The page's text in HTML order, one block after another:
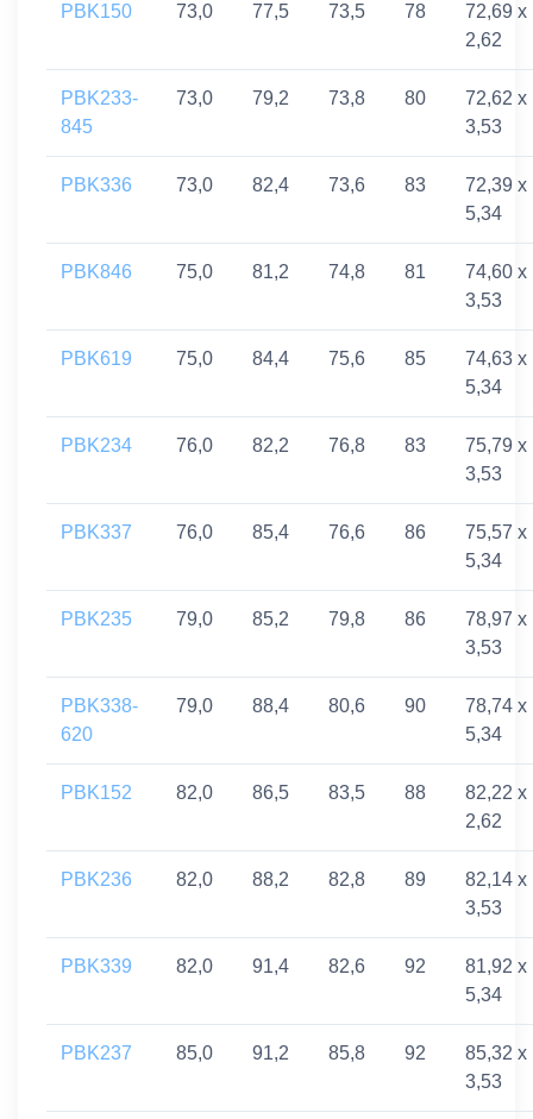
PBK150 73,0 77,5 73,5 78
72,69 x
2,62
PBK233-
845
73,0 79,2 73,8 80
72,62 x
3,53
PBK336 73,0 82,4 73,6 83
72,39 x
5,34
PBK846 75,0 81,2 74,8 81
74,60 x
3,53
PBK619 75,0 84,4 75,6 85
74,63 x
5,34
PBK234 76,0 82,2 76,8 83
75,79 x
3,53
PBK337 76,0 85,4 76,6 86
75,57 x
5,34
PBK235 79,0 85,2 79,8 86
78,97 x
3,53
PBK338-
620
79,0 88,4 80,6 90
78,74 x
5,34
PBK152 82,0 86,5 83,5 88
82,22 x
2,62
PBK236 82,0 88,2 82,8 89
82,14 x
3,53
PBK339 82,0 91,4 82,6 92
81,92 x
5,34
PBK237 85,0 91,2 85,8 92
85,32 x
3,53